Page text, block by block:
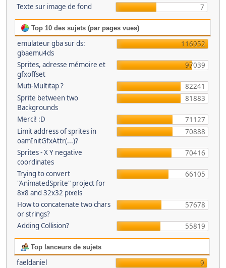
Texte sur image de fond 7
Top 10 des sujets (par pages vues)
emulateur gba sur ds:
gbaemu4ds
116952
Sprites, adresse mémoire et
gfxoffset
97039
Muti-Multitap ?
82241
Sprite between two
Backgrounds
81883
Merci! :D
71127
Limit address of sprites in
oamInitGfxAttr(...)?
70888
Sprites - X Y negative
coordinates
70416
Trying to convert
"AnimatedSprite" project for
8x8 and 32x32 pixels
66105
How to concatenate two chars
or strings?
57678
Adding Collision? 55819
Top lanceurs de sujets
faeldaniel
9